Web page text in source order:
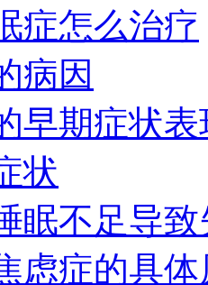
症怎么治疗
病因
早期症状表
状
眠不足导
虑症的具